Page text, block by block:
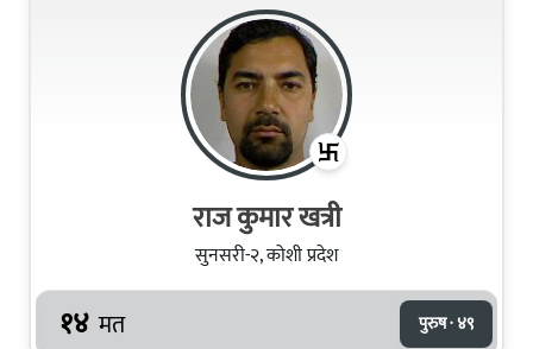
राज कुमार खत्री
सुनसरी-२, कोशी प्रदेश
१४ मत पुरुष · ४९